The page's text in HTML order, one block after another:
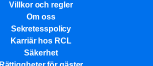
Villkor och regler
Om oss
Sekretesspolicy
Karriär hos RCL
Säkerhet